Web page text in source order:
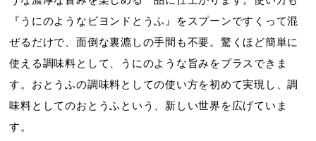
『うにのようなビヨンドとうふ』をスプーンですくって混
ぜるだけで、面倒な裏漉しの手間も不要。驚くほど簡単に
使える調味料として、うにのような旨みをプラスできま
す。おとうふの調味料としての使い方を初めて実現し、調
味料としてのおとうふという、新しい世界を広げていま
す。